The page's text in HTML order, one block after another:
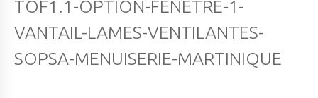
TOF1.1-OPTION-FENETRE-1-
VANTAIL-LAMES-VENTILANTES-
SOPSA-MENUISERIE-MARTINIQUE